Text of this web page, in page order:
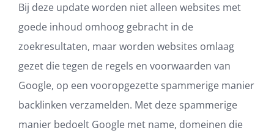
Bij deze update worden niet alleen websites met
goede inhoud omhoog gebracht in de
zoekresultaten, maar worden websites omlaag
gezet die tegen de regels en voorwaarden van
Google, op een vooropgezette spammerige manier
backlinken verzamelden. Met deze spammerige
manier bedoelt Google met name, domeinen die